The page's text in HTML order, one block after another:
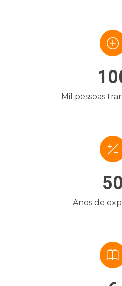
Mil pessoas
50
Anos de